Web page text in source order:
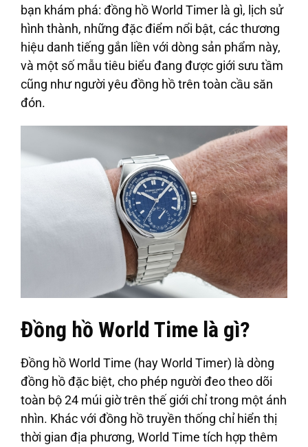
bạn khám phá: đồng hồ World Timer là gì, lịch sử
hình thành, những đặc điểm nổi bật, các thương
hiệu danh tiếng gắn liền với dòng sản phẩm này,
và một số mẫu tiêu biểu đang được giới sưu tầm
cũng như người yêu đồng hồ trên toàn cầu săn
đón.
Đồng hồ World Time là gì?
Đồng hồ World Time (hay World Timer) là dòng
đồng hồ đặc biệt, cho phép người đeo theo dõi
toàn bộ 24 múi giờ trên thế giới chỉ trong một ánh
nhìn. Khác với đồng hồ truyền thống chỉ hiển thị
thời gian địa phương, World Time tích hợp thêm